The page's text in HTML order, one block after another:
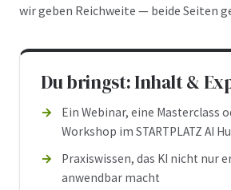
wir geben Reichweite — beide Seiten
Du bringst: Inhalt &
Ein Webinar, eine Masterclass
Workshop im STARTPLATZ AI
Praxiswissen, das KI nicht nur
anwendbar macht